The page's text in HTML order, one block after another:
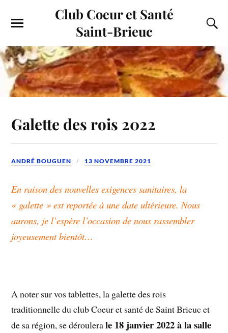
Club Coeur et Santé
Saint-Brieuc
Galette des rois 2022
ANDRÉ BOUGUEN 13 NOVEMBRE 2021
En raison des nouvelles exigences sanitaires, la
« galette » est reportée à une date ultérieure. Nous
aurons, je l’espère l’occasion de nous rassembler
joyeusement bientôt…
A noter sur vos tablettes, la galette des rois
traditionnelle du club Coeur et santé de Saint Brieuc et
de sa région, se déroulerale 18 janvier 2022 à la salle